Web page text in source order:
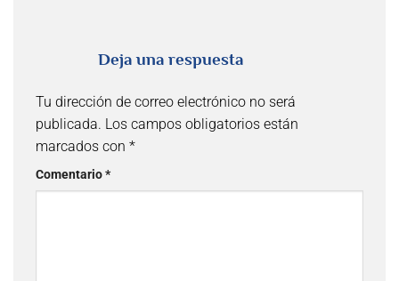
Deja una respuesta
Tu dirección de correo electrónico no será
publicada. Los campos obligatorios están
marcados con *
Comentario*